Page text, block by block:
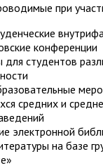
при
конференции
для студентов
средних и
электронной
на базе